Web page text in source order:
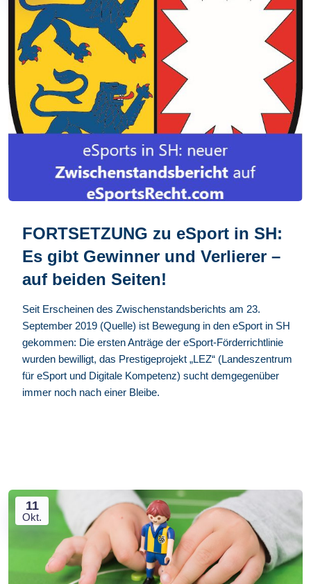
FORTSETZUNG zu eSport in SH:
Es gibt Gewinner und Verlierer –
auf beiden Seiten!
Seit Erscheinen des Zwischenstandsberichts am 23.
September 2019 (Quelle) ist Bewegung in den eSport in SH
gekommen: Die ersten Anträge der eSport-Förderrichtlinie
wurden bewilligt, das Prestigeprojekt „LEZ“ (Landeszentrum
für eSport und Digitale Kompetenz) sucht demgegenüber
immer noch nach einer Bleibe.
11
Okt.